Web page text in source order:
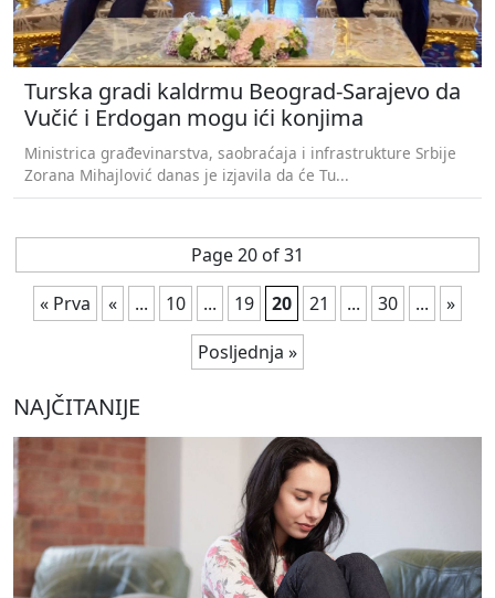
Turska gradi kaldrmu Beograd-Sarajevo da
Vučić i Erdogan mogu ići konjima
Ministrica građevinarstva, saobraćaja i infrastrukture Srbije
Zorana Mihajlović danas je izjavila da će Tu...
Page 20 of 31
« Prva
« ... 10 ... 19 20 21 ... 30 ...
»
Posljednja »
NAJČITANIJE